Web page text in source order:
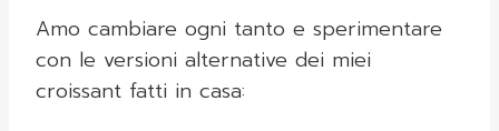
Amo cambiare ogni tanto e sperimentare
con le versioni alternative dei miei
croissant fatti in casa: